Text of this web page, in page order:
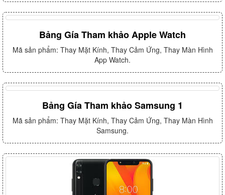
Bảng Gía Tham khảo Apple Watch
Mã sản phẩm: Thay Mặt Kính, Thay Cảm Ứng, Thay Màn Hình
App Watch.
Bảng Gía Tham khảo Samsung 1
Mã sản phẩm: Thay Mặt Kính, Thay Cảm Ứng, Thay Màn Hình
Samsung.